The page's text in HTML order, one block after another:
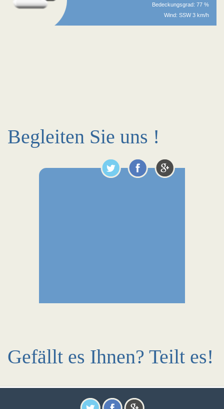
Bedeckungsgrad: 77 %
Wind: SSW 3 km/h
Begleiten Sie uns !
Gefällt es Ihnen? Teilt es!